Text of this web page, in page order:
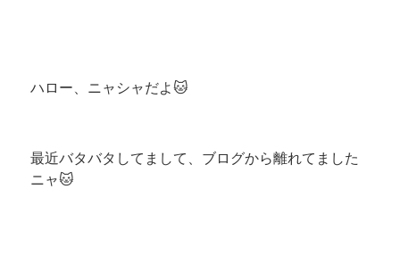
ハロー、ニャシャだよ🐱
最近バタバタしてまして、ブログから離れてました
ニャ🐱